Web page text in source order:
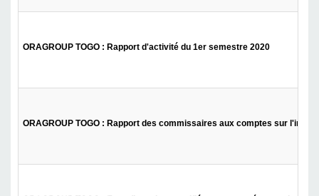
ORAGROUP TOGO : Rapport d'activité du 1er semestre 2020
ORAGROUP TOGO : Rapport des commissaires aux comptes sur